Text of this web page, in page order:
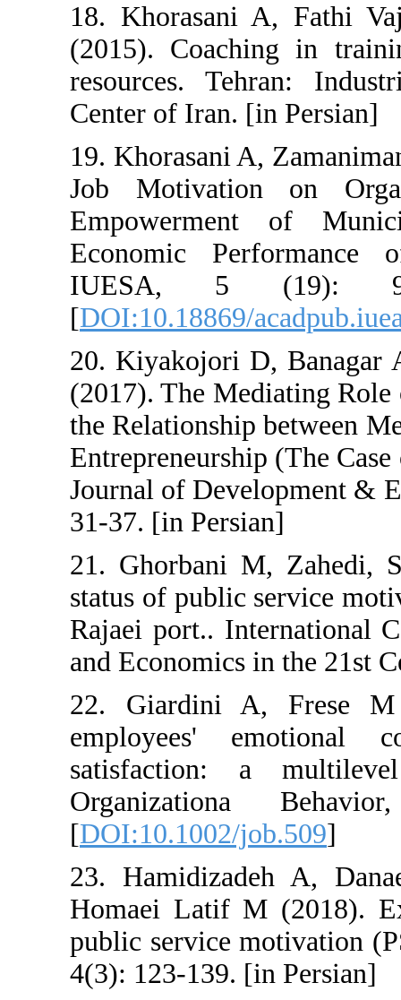
18. Khorasani
(2015).
resources.
Center of Iran.
19. Khorasani
Job
Economic
IUESA, 5
[DOI:10.18869/
20. Kiyakojori
(2017). The
the
Journal of
31-37. [in
21. Ghorbani
status of public
Rajaei port..
and Economics
22. Giardini
employees'
satisfaction:
[DOI:10.1002/
23.
Homaei Latif
public service
4(3): 123-139.